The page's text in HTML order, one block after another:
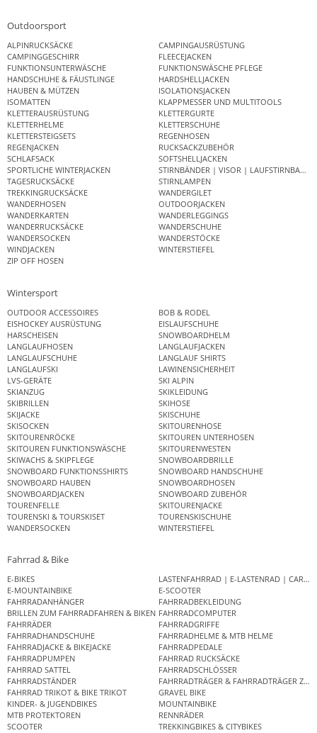
Outdoorsport
ALPINRUCKSÄCKE
CAMPINGAUSRÜSTUNG
CAMPINGGESCHIRR
FLEECEJACKEN
FUNKTIONSUNTERWÄSCHE
FUNKTIONSWÄSCHE PFLEGE
HANDSCHUHE & FÄUSTLINGE
HARDSHELLJACKEN
HAUBEN & MÜTZEN
ISOLATIONSJACKEN
ISOMATTEN
KLAPPMESSER UND MULTITOOLS
KLETTERAUSRÜSTUNG
KLETTERGURTE
KLETTERHELME
KLETTERSCHUHE
KLETTERSTEIGSETS
REGENHOSEN
REGENJACKEN
RUCKSACKZUBEHÖR
SCHLAFSACK
SOFTSHELLJACKEN
SPORTLICHE WINTERJACKEN
STIRNBÄNDER | VISOR | LAUFSTIRNBAND
TAGESRUCKSÄCKE
STIRNLAMPEN
TREKKINGRUCKSÄCKE
WANDERGILET
WANDERHOSEN
OUTDOORJACKEN
WANDERKARTEN
WANDERLEGGINGS
WANDERRUCKSÄCKE
WANDERSCHUHE
WANDERSOCKEN
WANDERSTÖCKE
WINDJACKEN
WINTERSTIEFEL
ZIP OFF HOSEN
Wintersport
OUTDOOR ACCESSOIRES
BOB & RODEL
EISHOCKEY AUSRÜSTUNG
EISLAUFSCHUHE
HARSCHEISEN
SNOWBOARDHELM
LANGLAUFHOSEN
LANGLAUFJACKEN
LANGLAUFSCHUHE
LANGLAUF SHIRTS
LANGLAUFSKI
LAWINENSICHERHEIT
LVS-GERÄTE
SKI ALPIN
SKIANZUG
SKIKLEIDUNG
SKIBRILLEN
SKIHOSE
SKIJACKE
SKISCHUHE
SKISOCKEN
SKITOURENHOSE
SKITOURENRÖCKE
SKITOUREN UNTERHOSEN
SKITOUREN FUNKTIONSWÄSCHE
SKITOURENWESTEN
SKIWACHS & SKIPFLEGE
SNOWBOARDBRILLE
SNOWBOARD FUNKTIONSSHIRTS
SNOWBOARD HANDSCHUHE
SNOWBOARD HAUBEN
SNOWBOARDHOSEN
SNOWBOARDJACKEN
SNOWBOARD ZUBEHÖR
TOURENFELLE
SKITOURENJACKE
TOURENSKI & TOURSKISET
TOURENSKISCHUHE
WANDERSOCKEN
WINTERSTIEFEL
Fahrrad & Bike
E-BIKES
LASTENFAHRRAD | E-LASTENRAD |
E-MOUNTAINBIKE
E-SCOOTER
FAHRRADANHÄNGER
FAHRRADBEKLEIDUNG
BRILLEN ZUM FAHRRADFAHREN & BIKEN FAHRRADCOMPUTER
FAHRRÄDER
FAHRRADGRIFFE
FAHRRADHANDSCHUHE
FAHRRADHELME & MTB HELME
FAHRRADJACKE & BIKEJACKE
FAHRRADPEDALE
FAHRRADPUMPEN
FAHRRAD RUCKSÄCKE
FAHRRAD SATTEL
FAHRRADSCHLÖSSER
FAHRRADSTÄNDER
FAHRRADTRÄGER & FAHRRADTRÄGER
FAHRRAD TRIKOT & BIKE TRIKOT
GRAVEL BIKE
KINDER- & JUGENDBIKES
MOUNTAINBIKE
MTB PROTEKTOREN
RENNRÄDER
SCOOTER
TREKKINGBIKES & CITYBIKES